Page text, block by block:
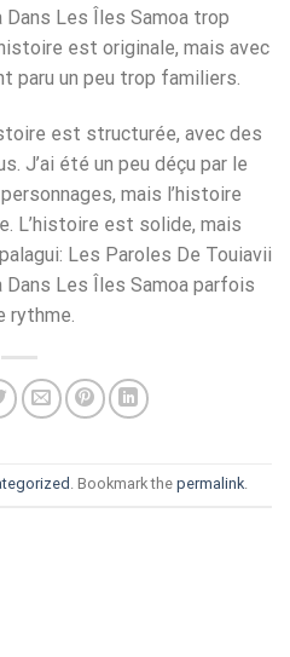
Dans Les Îles Samoa trop
est originale, mais avec
paru un peu trop familiers.
est structurée, avec des
J’ai été un peu déçu par le
mais l’histoire
L’histoire est solide, mais
Les Paroles De Touiavii
Dans Les Îles Samoa parfois
. Bookmark the permalink.